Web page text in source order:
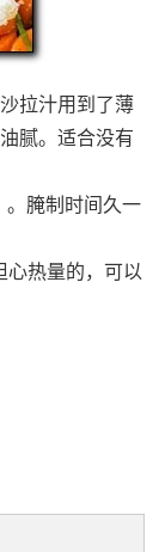
拉汁用到了薄
腻。适合没有
。腌制时间久一
心热量的，可以